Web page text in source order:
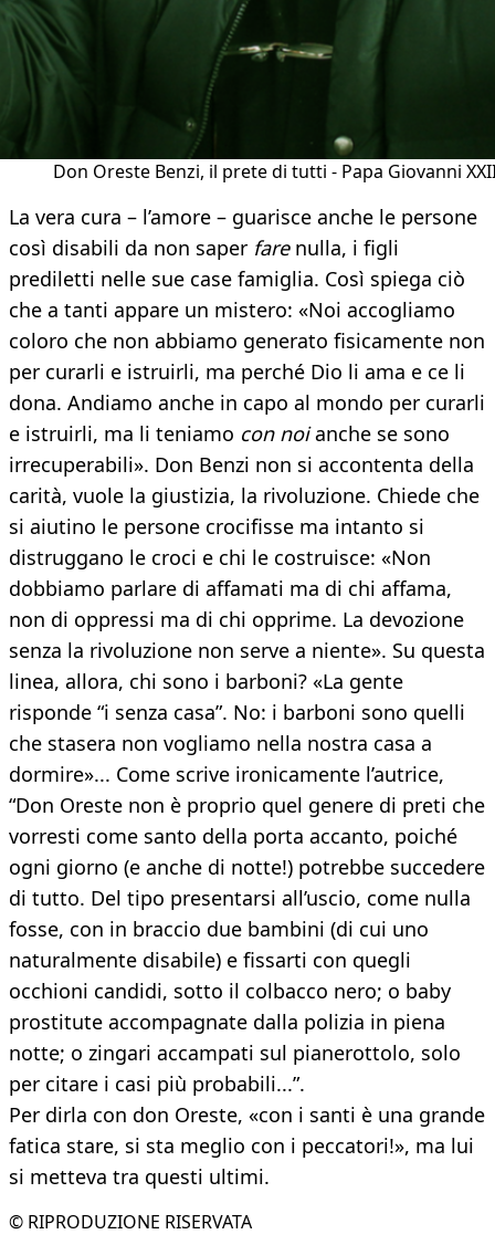
Don Oreste Benzi, il prete di tutti - Papa Giovanni
La vera cura – l’amore – guarisce anche le persone
così disabili da non saper fare nulla, i figli
prediletti nelle sue case famiglia. Così spiega ciò
che a tanti appare un mistero: «Noi accogliamo
coloro che non abbiamo generato fisicamente non
per curarli e istruirli, ma perché Dio li ama e ce li
dona. Andiamo anche in capo al mondo per curarli
e istruirli, ma li teniamo con noianche se sono
irrecuperabili». Don Benzi non si accontenta della
carità, vuole la giustizia, la rivoluzione. Chiede che
si aiutino le persone crocifisse ma intanto si
distruggano le croci e chi le costruisce: «Non
dobbiamo parlare di affamati ma di chi affama,
non di oppressi ma di chi opprime. La devozione
senza la rivoluzione non serve a niente». Su questa
linea, allora, chi sono i barboni? «La gente
risponde “i senza casa”. No: i barboni sono quelli
che stasera non vogliamo nella nostra casa a
dormire»... Come scrive ironicamente l’autrice,
“Don Oreste non è proprio quel genere di preti che
vorresti come santo della porta accanto, poiché
ogni giorno (e anche di notte!) potrebbe succedere
di tutto. Del tipo presentarsi all’uscio, come nulla
fosse, con in braccio due bambini (di cui uno
naturalmente disabile) e fissarti con quegli
occhioni candidi, sotto il colbacco nero; o baby
prostitute accompagnate dalla polizia in piena
notte; o zingari accampati sul pianerottolo, solo
per citare i casi più probabili...”.
Per dirla con don Oreste, «con i santi è una grande
fatica stare, si sta meglio con i peccatori!», ma lui
si metteva tra questi ultimi.
© RIPRODUZIONE RISERVATA